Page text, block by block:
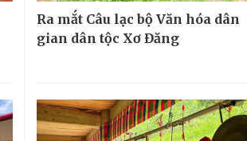
Ra mắt Câu lạc bộ Văn hóa dân
gian dân tộc Xơ Đăng